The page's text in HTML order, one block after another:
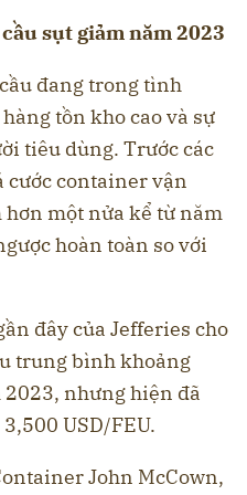
sụt giảm năm 2023
đang trong tình
tồn kho cao và sự
tiêu dùng. Trước các
cước container vận
một nửa kể từ năm
hoàn toàn so với
đây của Jefferies cho
trung bình khoảng
2023, nhưng hiện đã
USD/FEU.
John McCown,